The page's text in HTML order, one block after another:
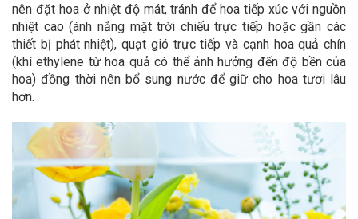
nên đặt hoa ở nhiệt độ mát, tránh để hoa tiếp xúc với nguồn
nhiệt cao (ánh nắng mặt trời chiếu trực tiếp hoặc gần các
thiết bị phát nhiệt), quạt gió trực tiếp và cạnh hoa quả chín
(khí ethylene từ hoa quả có thể ảnh hưởng đến độ bền của
hoa) đồng thời nên bổ sung nước để giữ cho hoa tươi lâu
hơn.